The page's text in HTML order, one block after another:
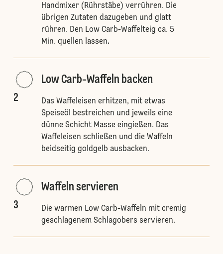
Handmixer (Rührstäbe) verrühren. Die
übrigen Zutaten dazugeben und glatt
rühren. Den Low Carb-Waffelteig ca. 5
Min. quellen lassen.
2
Low Carb-Waffeln backen
Das Waffeleisen erhitzen, mit etwas
Speiseöl bestreichen und jeweils eine
dünne Schicht Masse eingießen. Das
Waffeleisen schließen und die Waffeln
beidseitig goldgelb ausbacken.
3
Waffeln servieren
Die warmen Low Carb-Waffeln mit cremig
geschlagenem Schlagobers servieren.